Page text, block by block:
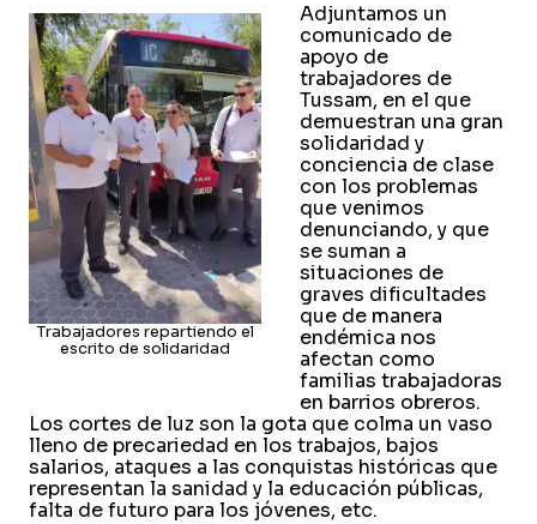
Trabajadores repartiendo el
escrito de solidaridad
Adjuntamos un
comunicado de
apoyo de
trabajadores de
Tussam, en el que
demuestran una gran
solidaridad y
conciencia de clase
con los problemas
que venimos
denunciando, y que
se suman a
situaciones de
graves dificultades
que de manera
endémica nos
afectan como
familias trabajadoras
en barrios obreros.
Los cortes de luz son la gota que colma un vaso
lleno de precariedad en los trabajos, bajos
salarios, ataques a las conquistas históricas que
representan la sanidad y la educación públicas,
falta de futuro para los jóvenes, etc.